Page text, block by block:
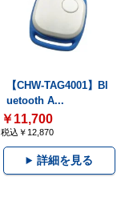
【CHW-TAG4001】Bl
uetooth A...
￥11,700
税込￥12,870
詳細を見る